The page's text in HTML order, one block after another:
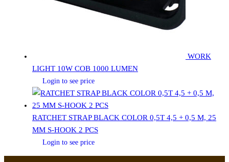
WORK
LIGHT 10W COB 1000 LUMEN
Login to see price
RATCHET STRAP BLACK COLOR 0,5T 4,5 + 0,5 M, 25
MM S-HOOK 2 PCS
Login to see price